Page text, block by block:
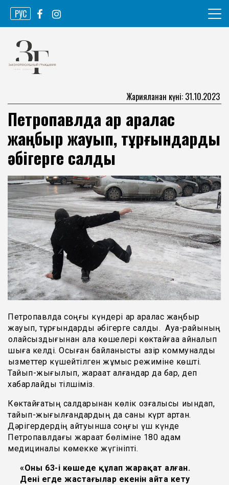
Skip
content
РУС
Законопослушный гражданин
Жарияланған күні: 31.10.2023
Петропавлда қар аралас
жаңбыр жауып, тұрғындарды
әбігерге салды
Петропавлда соңғы күндері қар аралас жаңбыр
жауып, тұрғындарды әбігерге салды. Ауа-райының
қолайсыздығынан қала көшелері көктайғаққа айналып
шыға келді. Осыған байланысты қазір коммуналдық
қызметтер күшейтілген жұмыс режиміне көшті.
Тайып-жығылып, жарақат алғандар да бар, деп
хабарлайды тілшіміз.
Көктайғақтың салдарынан көлік қозғалысы қиындап,
тайып-жығылғандардың да саны күрт артқан.
Дәрігердердің айтуынша соңғы үш күнде
Петропавлдағы жарақат бөліміне 180 адам
медициналық көмекке жүгініпті.
«Оның 63-і көшеде құлап жарақат алған.
Дені егде жастағылар екенін айта кету